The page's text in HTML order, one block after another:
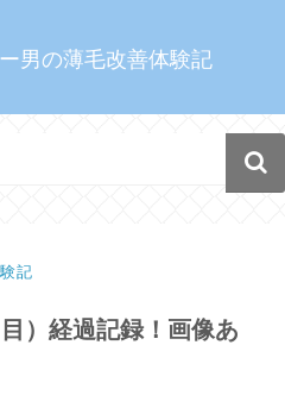
男の薄毛改善体験記
記
）経過記録！画像あ